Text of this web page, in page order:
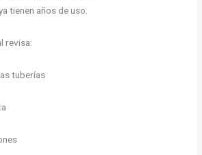
tienen años de uso.
revisa:
tuberías